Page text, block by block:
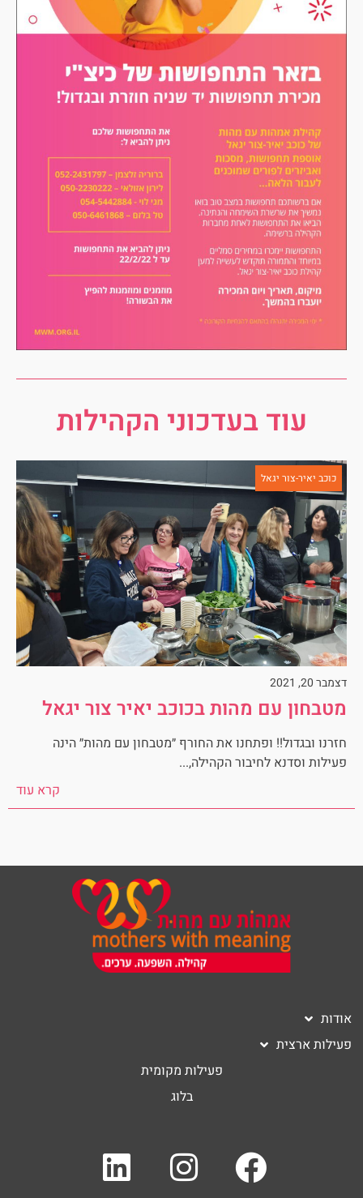
עוד בעדכוני הקהילות
כוכב יאיר-צור יגאל
דצמבר 20, 2021
מטבחון עם מהות בכוכב יאיר צור יגאל
חזרנו ובגדול!! ופתחנו את החורף ״מטבחון עם מהות״ הינה
פעילות וסדנא לחיבור הקהילה,...
קרא עוד
אודות
פעילות ארצית
פעילות מקומית
בלוג